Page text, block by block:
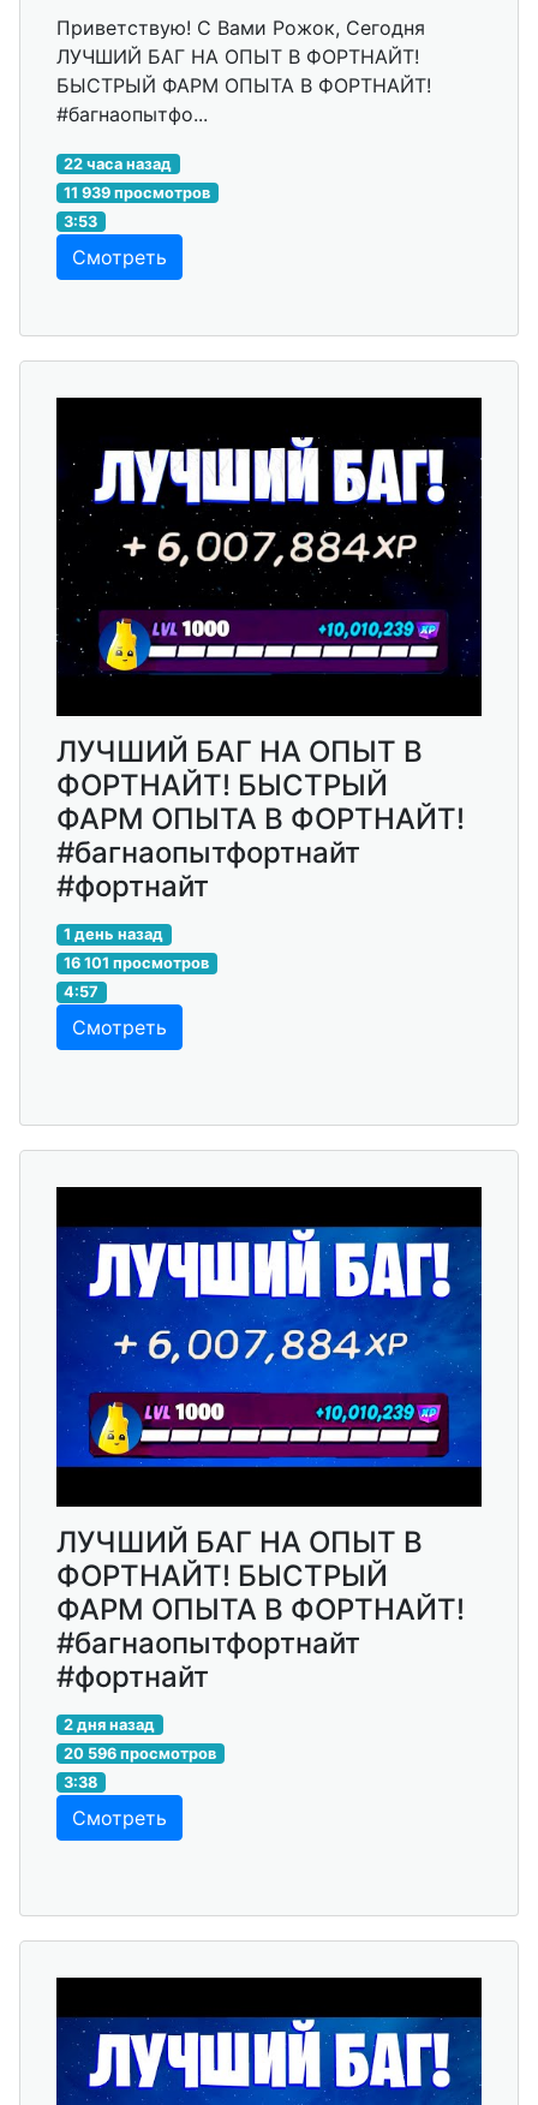
Приветствую! С Вами Рожок, Сегодня
ЛУЧШИЙ БАГ НА ОПЫТ В ФОРТНАЙТ!
БЫСТРЫЙ ФАРМ ОПЫТА В ФОРТНАЙТ!
#багнаопытфо...
22 часа назад
11 939 просмотров
3:53
Смотреть
ЛУЧШИЙ БАГ НА ОПЫТ В
ФОРТНАЙТ! БЫСТРЫЙ
ФАРМ ОПЫТА В ФОРТНАЙТ!
#багнаопытфортнайт
#фортнайт
1 день назад
16 101 просмотров
4:57
Смотреть
ЛУЧШИЙ БАГ НА ОПЫТ В
ФОРТНАЙТ! БЫСТРЫЙ
ФАРМ ОПЫТА В ФОРТНАЙТ!
#багнаопытфортнайт
#фортнайт
2 дня назад
20 596 просмотров
3:38
Смотреть